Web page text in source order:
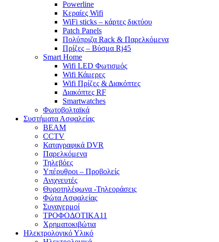
Powerline
Κεραίες Wifi
WiFi sticks – κάρτες δικτύου
Patch Panels
Πολύπριζα Rack & Παρελκόμενα
Πρίζες – Βύσμα Rj45
Smart Home
Wifi LED Φωτισμός
Wifi Κάμερες
Wifi Πρίζες & Διακόπτες
Διακόπτες RF
Smartwatches
Φωτοβολταϊκά
Συστήματα Ασφαλείας
BEAM
CCTV
Καταγραφικά DVR
Παρελκόμενα
Τηλεβόες
Υπέρυθροι – Προβολείς
Ανιχνευτές
Θυροτηλέφωνα -Τηλεοράσεις
Φώτα Ασφαλείας
Συναγερμοί
ΤΡΟΦΟΔΟΤΙΚΑ11
Χρηματοκιβώτια
Ηλεκτρολογικό Υλικό